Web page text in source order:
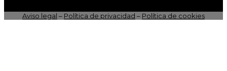
Aviso legal – Política de privacidad – Política de cookies